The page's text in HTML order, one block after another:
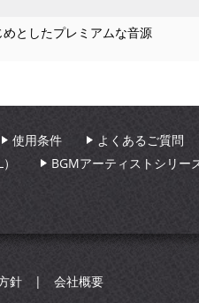
としたプレミアムな音源
使用条件 よくあるご質問
BGMアーティストシリー
針 会社概要